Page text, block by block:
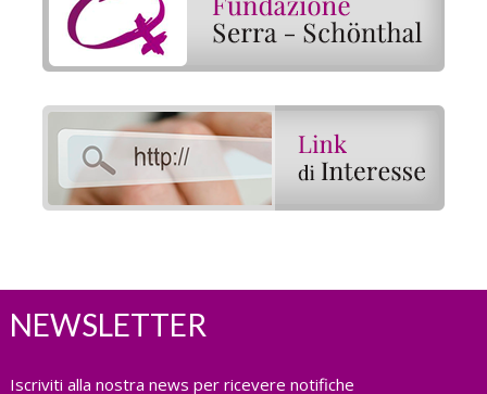
NEWSLETTER
Iscriviti alla nostra news per ricevere notifiche